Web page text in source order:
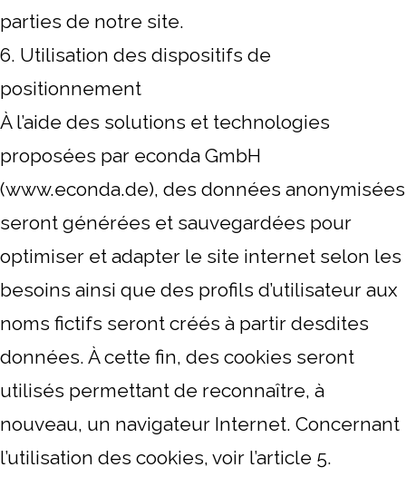
parties de notre site.
6. Utilisation des dispositifs de
positionnement
À l’aide des solutions et technologies
proposées par econda GmbH
(www.econda.de), des données anonymisées
seront générées et sauvegardées pour
optimiser et adapter le site internet selon les
besoins ainsi que des profils d’utilisateur aux
noms fictifs seront créés à partir desdites
données. À cette fin, des cookies seront
utilisés permettant de reconnaître, à
nouveau, un navigateur Internet. Concernant
l’utilisation des cookies, voir l’article 5.